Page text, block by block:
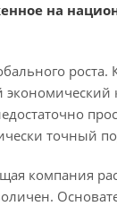
на
точный
компания